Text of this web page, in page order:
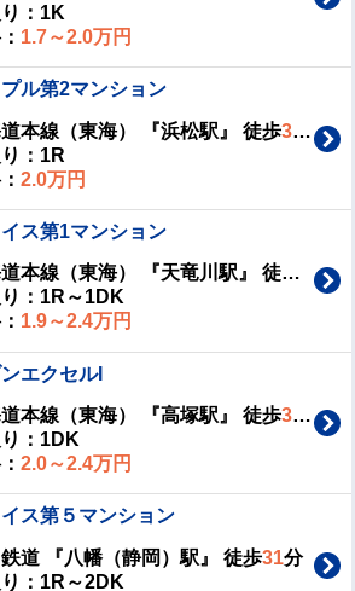
：1K
1.7～2.0万円
ル第2マンション
本線（東海） 『浜松駅』 徒歩31 分
：1R
2.0万円
ス第1マンション
東海道本線（東海） 『天竜川駅』 徒歩 28分
：1R～1DK
1.9～2.4万円
エクセルI
本線（東海） 『高塚駅』 徒歩32 分
：1DK
2.0～2.4万円
ス第５マンション
道 『八幡（静岡）駅』 徒歩31分
：1R～2DK